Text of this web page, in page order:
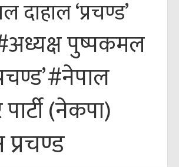
‘प्रचण्ड’
पुष्पकमल
#नेपाल
(नेकपा)